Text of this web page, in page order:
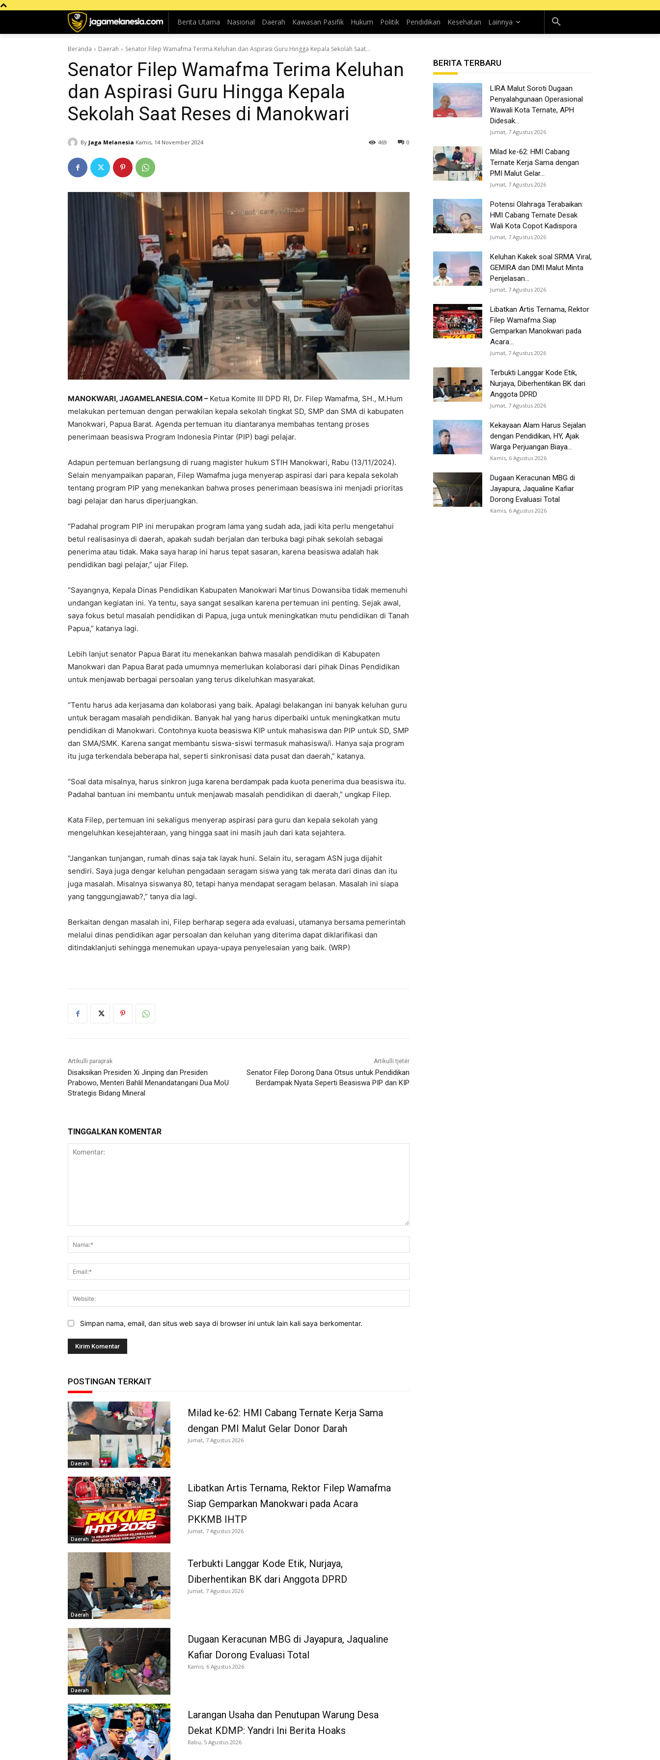
Berita Utama Nasional Daerah Kawasan Pasifik Hukum Politik Pendidikan Kesehatan Lainnya
Beranda Daerah Senator Filep Wamafma Terima Keluhan dan Aspirasi Guru Hingga Kepala Sekolah Saat...
Senator Filep Wamafma Terima Keluhan
dan Aspirasi Guru Hingga Kepala
Sekolah Saat Reses di Manokwari
By Jaga Melanesia Kamis, 14 November 2024 0
469
MANOKWARI, JAGAMELANESIA.COM – Ketua Komite III DPD RI, Dr. Filep Wamafma, SH., M.Hum
melakukan pertemuan dengan perwakilan kepala sekolah tingkat SD, SMP dan SMA di kabupaten
Manokwari, Papua Barat. Agenda pertemuan itu diantaranya membahas tentang proses
penerimaan beasiswa Program Indonesia Pintar (PIP) bagi pelajar.
Adapun pertemuan berlangsung di ruang magister hukum STIH Manokwari, Rabu (13/11/2024).
Selain menyampaikan paparan, Filep Wamafma juga menyerap aspirasi dari para kepala sekolah
tentang program PIP yang menekankan bahwa proses penerimaan beasiswa ini menjadi prioritas
bagi pelajar dan harus diperjuangkan.
“Padahal program PIP ini merupakan program lama yang sudah ada, jadi kita perlu mengetahui
betul realisasinya di daerah, apakah sudah berjalan dan terbuka bagi pihak sekolah sebagai
penerima atau tidak. Maka saya harap ini harus tepat sasaran, karena beasiswa adalah hak
pendidikan bagi pelajar,” ujar Filep.
“Sayangnya, Kepala Dinas Pendidikan Kabupaten Manokwari Martinus Dowansiba tidak memenuhi
undangan kegiatan ini. Ya tentu, saya sangat sesalkan karena pertemuan ini penting. Sejak awal,
saya fokus betul masalah pendidikan di Papua, juga untuk meningkatkan mutu pendidikan di Tanah
Papua,” katanya lagi.
Lebih lanjut senator Papua Barat itu menekankan bahwa masalah pendidikan di Kabupaten
Manokwari dan Papua Barat pada umumnya memerlukan kolaborasi dari pihak Dinas Pendidikan
untuk menjawab berbagai persoalan yang terus dikeluhkan masyarakat.
“Tentu harus ada kerjasama dan kolaborasi yang baik. Apalagi belakangan ini banyak keluhan guru
untuk beragam masalah pendidikan. Banyak hal yang harus diperbaiki untuk meningkatkan mutu
pendidikan di Manokwari. Contohnya kuota beasiswa KIP untuk mahasiswa dan PIP untuk SD, SMP
dan SMA/SMK. Karena sangat membantu siswa-siswi termasuk mahasiswa/i. Hanya saja program
itu juga terkendala beberapa hal, seperti sinkronisasi data pusat dan daerah,” katanya.
“Soal data misalnya, harus sinkron juga karena berdampak pada kuota penerima dua beasiswa itu.
Padahal bantuan ini membantu untuk menjawab masalah pendidikan di daerah,” ungkap Filep.
Kata Filep, pertemuan ini sekaligus menyerap aspirasi para guru dan kepala sekolah yang
mengeluhkan kesejahteraan, yang hingga saat ini masih jauh dari kata sejahtera.
“Jangankan tunjangan, rumah dinas saja tak layak huni. Selain itu, seragam ASN juga dijahit
sendiri. Saya juga dengar keluhan pengadaan seragam siswa yang tak merata dari dinas dan itu
juga masalah. Misalnya siswanya 80, tetapi hanya mendapat seragam belasan. Masalah ini siapa
yang tanggungjawab?,” tanya dia lagi.
Berkaitan dengan masalah ini, Filep berharap segera ada evaluasi, utamanya bersama pemerintah
melalui dinas pendidikan agar persoalan dan keluhan yang diterima dapat diklarifikasi dan
ditindaklanjuti sehingga menemukan upaya-upaya penyelesaian yang baik. (WRP)
Artikulli paraprak
Disaksikan Presiden Xi Jinping dan Presiden
Prabowo, Menteri Bahlil Menandatangani Dua MoU
Strategis Bidang Mineral
Artikulli tjetër
Senator Filep Dorong Dana Otsus untuk Pendidikan
Berdampak Nyata Seperti Beasiswa PIP dan KIP
TINGGALKAN KOMENTAR
Simpan nama, email, dan situs web saya di browser ini untuk lain kali saya berkomentar.
POSTINGAN TERKAIT
Daerah
Milad ke-62: HMI Cabang Ternate Kerja Sama
dengan PMI Malut Gelar Donor Darah
Jumat, 7 Agustus 2026
Daerah
Libatkan Artis Ternama, Rektor Filep Wamafma
Siap Gemparkan Manokwari pada Acara
PKKMB IHTP
Jumat, 7 Agustus 2026
Daerah
Terbukti Langgar Kode Etik, Nurjaya,
Diberhentikan BK dari Anggota DPRD
Jumat, 7 Agustus 2026
Daerah
Dugaan Keracunan MBG di Jayapura, Jaqualine
Kafiar Dorong Evaluasi Total
Kamis, 6 Agustus 2026
Larangan Usaha dan Penutupan Warung Desa
Dekat KDMP: Yandri Ini Berita Hoaks
Rabu, 5 Agustus 2026
BERITA TERBARU
LIRA Malut Soroti Dugaan
Penyalahgunaan Operasional
Wawali Kota Ternate, APH
Didesak...
Jumat, 7 Agustus 2026
Milad ke-62: HMI Cabang
Ternate Kerja Sama dengan
PMI Malut Gelar...
Jumat, 7 Agustus 2026
Potensi Olahraga Terabaikan:
HMI Cabang Ternate Desak
Wali Kota Copot Kadispora
Jumat, 7 Agustus 2026
Keluhan Kakek soal SRMA Viral,
GEMIRA dan DMI Malut Minta
Penjelasan...
Jumat, 7 Agustus 2026
Libatkan Artis Ternama, Rektor
Filep Wamafma Siap
Gemparkan Manokwari pada
Acara...
Jumat, 7 Agustus 2026
Terbukti Langgar Kode Etik,
Nurjaya, Diberhentikan BK dari
Anggota DPRD
Jumat, 7 Agustus 2026
Kekayaan Alam Harus Sejalan
dengan Pendidikan, HY, Ajak
Warga Perjuangan Biaya...
Kamis, 6 Agustus 2026
Dugaan Keracunan MBG di
Jayapura, Jaqualine Kafiar
Dorong Evaluasi Total
Kamis, 6 Agustus 2026